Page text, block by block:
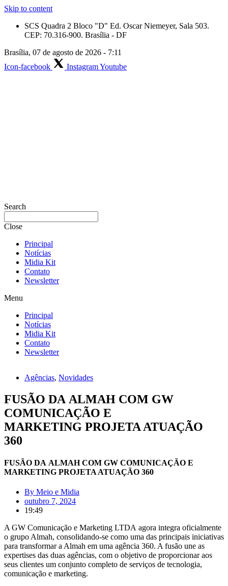
Skip to content
SCS Quadra 2 Bloco "D" Ed. Oscar Niemeyer, Sala 503.
CEP: 70.316-900. Brasília - DF
Brasília, 07 de agosto de 2026 - 7:11
Icon-facebook
InstagramYoutube
Search
Close
Principal
Notícias
Midia Kit
Contato
Newsletter
Menu
Principal
Notícias
Midia Kit
Contato
Newsletter
Agências, Novidades
FUSÃO DA ALMAH COM GW
COMUNICAÇÃO E
MARKETING PROJETA ATUAÇÃO
360
FUSÃO DA ALMAH COM GW COMUNICAÇÃO E
MARKETING PROJETA ATUAÇÃO 360
By Meio e Midia
outubro 7, 2024
19:49
A GW Comunicação e Marketing LTDA agora integra oficialmente
o grupo Almah, consolidando-se como uma das principais iniciativas
para transformar a Almah em uma agência 360. A fusão une as
expertises das duas agências, com o objetivo de proporcionar aos
seus clientes um conjunto completo de serviços de tecnologia,
comunicação e marketing.